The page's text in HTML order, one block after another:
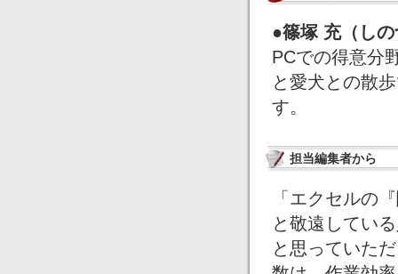
●篠塚 充（し
PCでの得意分
と愛犬との散
す。
担当編集者から
「エクセルの
と敬遠してい
と思っていた